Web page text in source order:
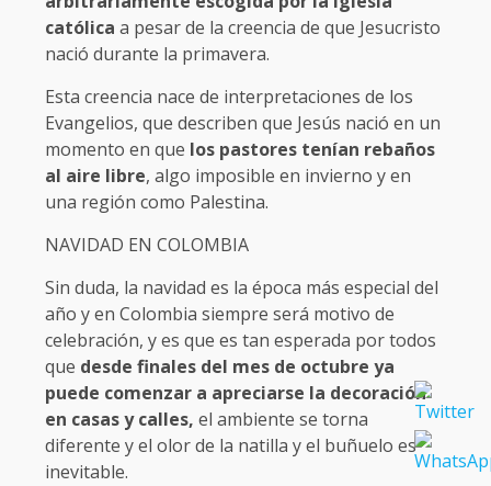
católica a pesar de la creencia de que Jesucristo
nació durante la primavera.
Esta creencia nace de interpretaciones de los
Evangelios, que describen que Jesús nació en un
momento en que los pastores tenían rebaños
al aire libre, algo imposible en invierno y en
una región como Palestina.
NAVIDAD EN COLOMBIA
Sin duda, la navidad es la época más especial del
año y en Colombia siempre será motivo de
celebración, y es que es tan esperada por todos
que desde finales del mes de octubre ya
puede comenzar a apreciarse la decoración
en casas y calles, el ambiente se torna
diferente y el olor de la natilla y el buñuelo es
inevitable.